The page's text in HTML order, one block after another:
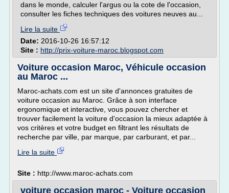
dans le monde, calculer l'argus ou la cote de l'occasion,
consulter les fiches techniques des voitures neuves au...
Lire la suite
Date: 2016-10-26 16:57:12
Site : http://prix-voiture-maroc.blogspot.com
Voiture occasion Maroc, Véhicule occasion
au Maroc ...
Maroc-achats.com est un site d'annonces gratuites de
voiture occasion au Maroc. Grâce à son interface
ergonomique et interactive, vous pouvez chercher et
trouver facilement la voiture d'occasion la mieux adaptée à
vos critères et votre budget en filtrant les résultats de
recherche par ville, par marque, par carburant, et par...
Lire la suite
Site : http://www.maroc-achats.com
voiture occasion maroc - Voiture occasion